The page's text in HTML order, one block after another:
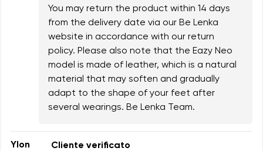
You may return the product within 14 days
from the delivery date via our Be Lenka
website in accordance with our return
policy. Please also note that the Eazy Neo
model is made of leather, which is a natural
material that may soften and gradually
adapt to the shape of your feet after
several wearings. Be Lenka Team.
Ylon Cliente verificato